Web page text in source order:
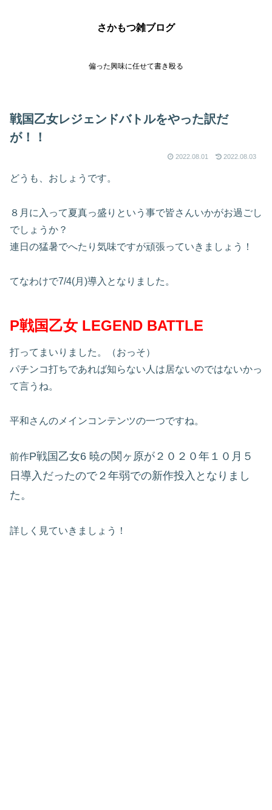
さかもつ雑ブログ
偏った興味に任せて書き殴る
戦国乙女レジェンドバトルをやった訳だ
が！！
2022.08.01 2022.08.03
どうも、おしょうです。
８月に入って夏真っ盛りという事で皆さんいかがお過ごし
でしょうか？
連日の猛暑でへたり気味ですが頑張っていきましょう！
てなわけで7/4(月)導入となりました。
P戦国乙女 LEGEND BATTLE
打ってまいりました。（おっそ）
パチンコ打ちであれば知らない人は居ないのではないかっ
て言うね。
平和さんのメインコンテンツの一つですね。
前作P戦国乙女6 暁の関ヶ原が２０２０年１０月５
日導入だったので２年弱での新作投入となりまし
た。
詳しく見ていきましょう！